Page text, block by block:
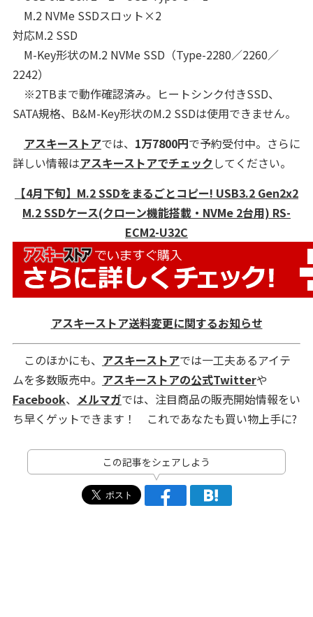
M.2 NVMe SSDスロット×2
対応M.2 SSD
M-Key形状のM.2 NVMe SSD（Type-2280／2260／
2242）
※2TBまで動作確認済み。ヒートシンク付きSSD、
SATA規格、B&M-Key形状のM.2 SSDは使用できません。
アスキーストアでは、 1万7800円で予約受付中。さらに
詳しい情報はアスキーストアでチェックしてください。
【4月下旬】M.2 SSDをまるごとコピー! USB3.2 Gen2x2
M.2 SSDケース(クローン機能搭載・NVMe 2台用) RS-
ECM2-U32C
アスキーストア送料変更に関するお知らせ
このほかにも、 アスキーストアでは一工夫あるアイテ
ムを多数販売中。 アスキーストアの公式Twitterや
Facebook、 メルマガでは、注目商品の販売開始情報をい
ち早くゲットできます！ これであなたも買い物上手に?
この記事をシェアしよう